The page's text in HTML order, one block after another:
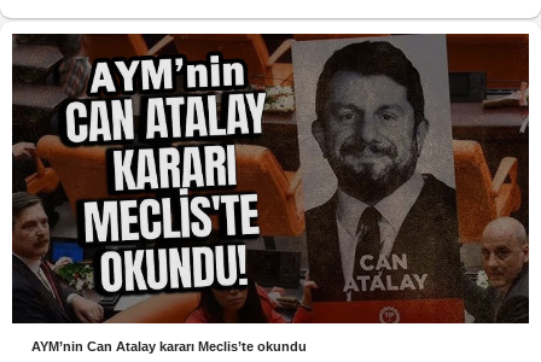
AYM’nin Can Atalay kararı Meclis’te okundu